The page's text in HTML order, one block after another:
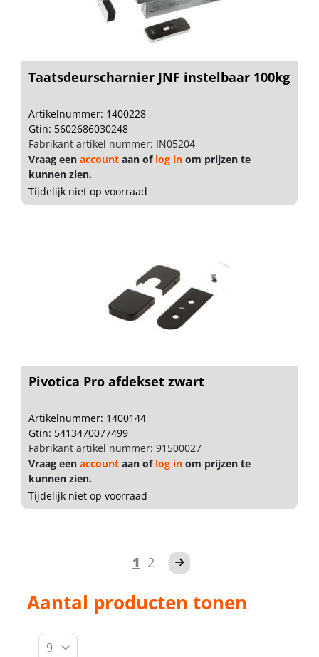
Taatsdeurscharnier JNF instelbaar 100kg
Artikelnummer: 1400228
Gtin: 5602686030248
Fabrikant artikel nummer: IN05204
Vraag een account aan of log in om prijzen te
kunnen zien.
Tijdelijk niet op voorraad
Pivotica Pro afdekset zwart
Artikelnummer: 1400144
Gtin: 5413470077499
Fabrikant artikel nummer: 91500027
Vraag een account aan of log in om prijzen te
kunnen zien.
Tijdelijk niet op voorraad
1 2
Aantal producten tonen